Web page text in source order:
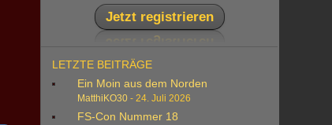
Jetzt registrieren
LETZTE BEITRÄGE
Ein Moin aus dem Norden
MatthiKO30 -24. Juli 2026
FS-Con Nummer 18